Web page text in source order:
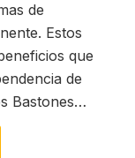
de
Estos
que
de
Bastones…